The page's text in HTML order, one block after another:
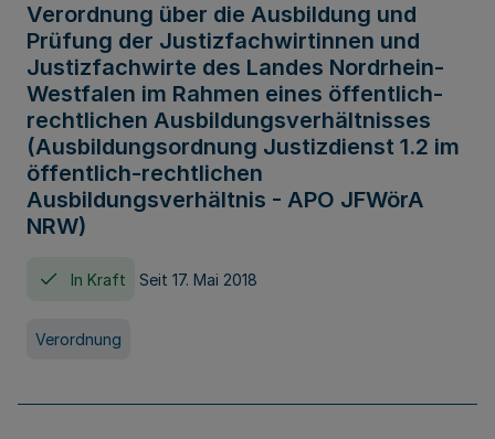
Verordnung über die Ausbildung und
Prüfung der Justizfachwirtinnen und
Justizfachwirte des Landes Nordrhein-
Westfalen im Rahmen eines öffentlich-
rechtlichen Ausbildungsverhältnisses
(Ausbildungsordnung Justizdienst 1.2 im
öffentlich-rechtlichen
Ausbildungsverhältnis - APO JFWörA
NRW)
In Kraft Seit 17. Mai 2018
Verordnung